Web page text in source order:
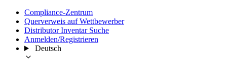
Compliance-Zentrum
Querverweis auf Wettbewerber
Distributor Inventar Suche
Anmelden/Registrieren
Deutsch